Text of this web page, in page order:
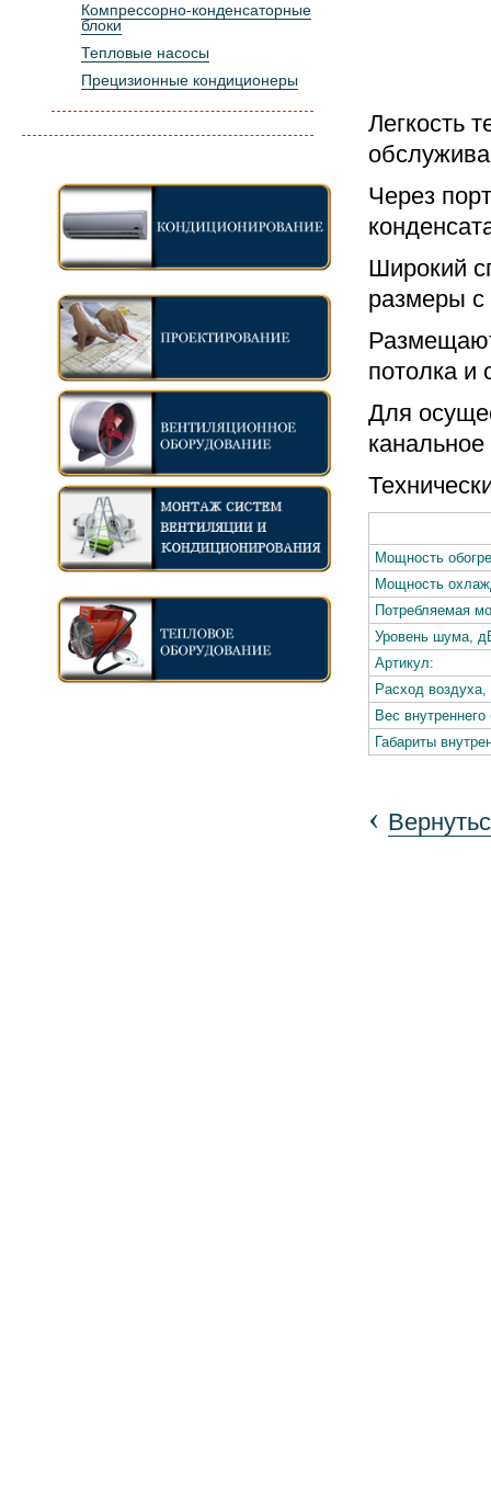
Компрессорно-конденсаторные
блоки
Тепловые насосы
Прецизионные кондиционеры
Легкость
Через
Широкий
размеры
потолка и
Для
Мощность
Мощность
Потребляемая
Уровень шума,
Артикул:
Расход
Вес внутреннего
Габариты
‹